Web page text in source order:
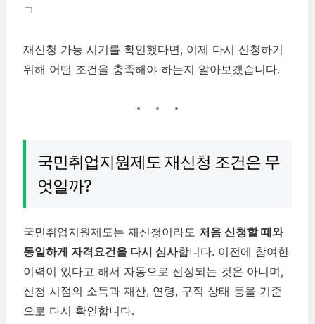
ㄱ
재신청 가능 시기를 확인했다면, 이제 다시 신청하기
위해 어떤 조건을 충족해야 하는지 알아보겠습니다.
국민취업지원제도 재신청 조건은 무
엇일까?
국민취업지원제도는 재신청이라도 처음 신청할 때와
동일하게 자격요건을 다시 심사합니다. 이전에 참여한
이력이 있다고 해서 자동으로 선정되는 것은 아니며,
신청 시점의 소득과 재산, 연령, 구직 상태 등을 기준
으로 다시 확인합니다.